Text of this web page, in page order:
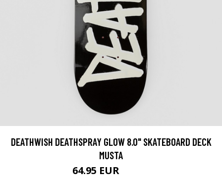
DEATHWISH DEATHSPRAY GLOW 8.0" SKATEBOARD DECK
MUSTA
64.95 EUR